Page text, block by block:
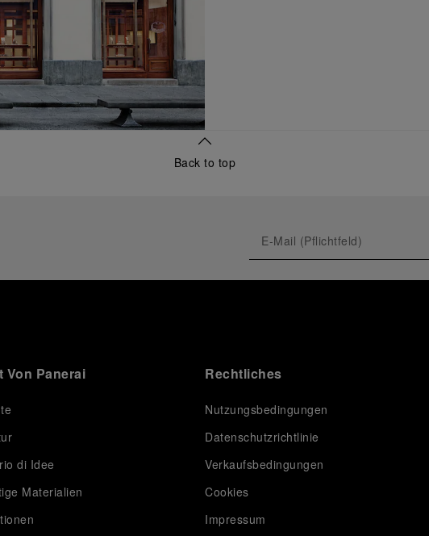
Back to top
Von Panerai
di Idee
Materialien
Rechtliches
Nutzungsbedingungen
Datenschutzrichtlinie
Verkaufsbedingungen
Cookies
Impressum